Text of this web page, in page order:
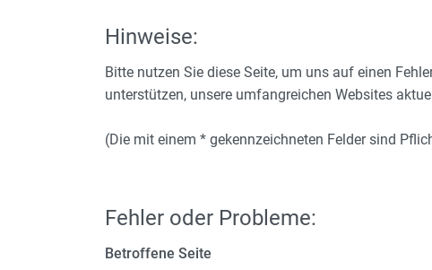
Hinweise:
Bitte nutzen Sie diese Seite, um uns auf einen
unterstützen, unsere umfangreichen Websites
(Die mit einem * gekennzeichneten Felder sind
Fehler oder Probleme:
Betroffene Seite